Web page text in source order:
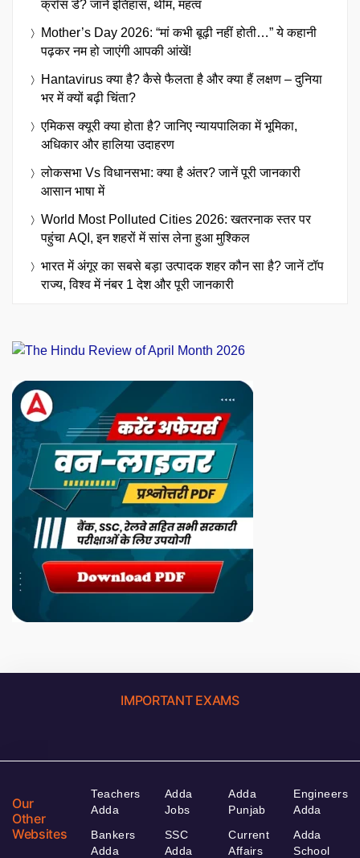
क्रॉस डे? जानें इतिहास, थीम, महत्व
Mother’s Day 2026: “मां कभी बूढ़ी नहीं होती…” ये कहानी
पढ़कर नम हो जाएंगी आपकी आंखें!
Hantavirus क्या है? कैसे फैलता है और क्या हैं लक्षण – दुनिया
भर में क्यों बढ़ी चिंता?
एमिकस क्यूरी क्या होता है? जानिए न्यायपालिका में भूमिका,
अधिकार और हालिया उदाहरण
लोकसभा Vs विधानसभा: क्या है अंतर? जानें पूरी जानकारी
आसान भाषा में
World Most Polluted Cities 2026: खतरनाक स्तर पर
पहुंचा AQI, इन शहरों में सांस लेना हुआ मुश्किल
भारत में अंगूर का सबसे बड़ा उत्पादक शहर कौन सा है? जानें टॉप
राज्य, विश्व में नंबर 1 देश और पूरी जानकारी
IMPORTANT EXAMS
Our
Other
Websites
Teachers
Adda
Bankers
Adda
Adda
Jobs
SSC
Adda
Adda
Punjab
Current
Affairs
Engineers
Adda
Adda
School